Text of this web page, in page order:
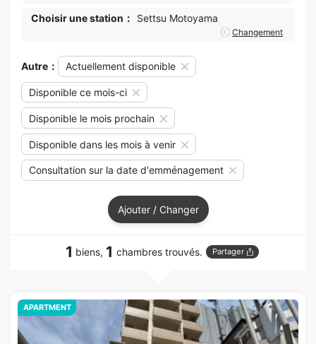
Choisir une station： Settsu Motoyama
Changement
Autre： Actuellement disponible
Disponible ce mois-ci
Disponible le mois prochain
Disponible dans les mois à venir
Consultation sur la date d'emménagement
Ajouter / Changer
1 biens, 1 chambres trouvés. Partager
APARTMENT